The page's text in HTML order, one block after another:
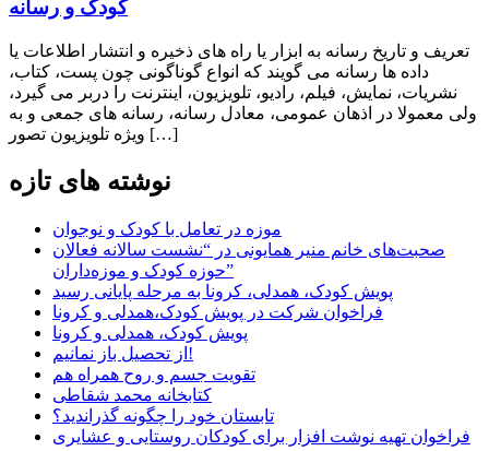
کودک و رسانه
تعریف و تاریخ رسانه به ابزار یا راه های ذخیره و انتشار اطلاعات یا
داده ها رسانه می گویند که انواع گوناگونی چون پست، کتاب،
نشریات، نمایش، فیلم، رادیو، تلویزیون، اینترنت را دربر می گیرد،
ولی معمولا در اذهان عمومی، معادل رسانه، رسانه های جمعی و به
ویژه تلویزیون تصور […]
نوشته های تازه
موزه در تعامل با کودک و نوجوان
صحبت‌های خانم منیر همایونی در “نشست سالانه فعالان
حوزه کودک و موزه‌داران”
پویش کودک، همدلی، کرونا به مرحله پایانی رسید
فراخوان شرکت در پویش کودک،همدلی و کرونا
پویش کودک، همدلی و کرونا
از تحصیل باز نمانیم!
تقویت جسم و روح همراه هم
کتابخانه محمد شقاطی
تابستان خود را چگونه گذراندید؟
فراخوان تهیه نوشت افزار برای کودکان روستایی و عشایری